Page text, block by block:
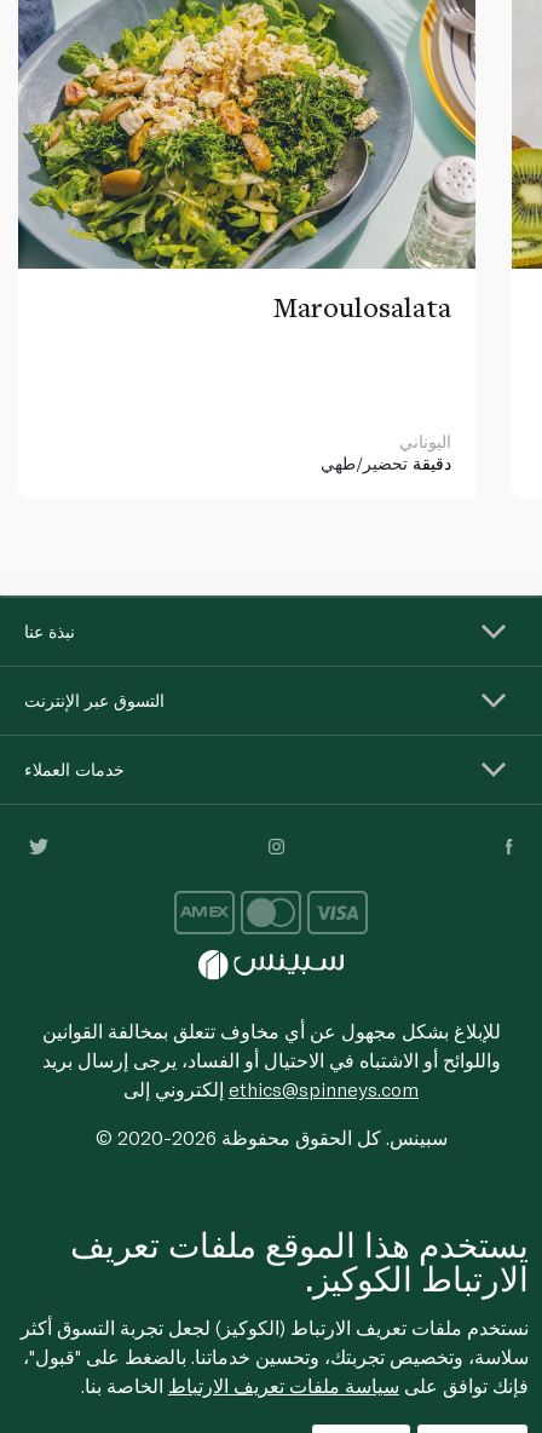
Maroulosalata
اليوناني
دقيقة تحضير/طهي
نبذة عنا
التسوق عبر الإنترنت
خدمات العملاء
للإبلاغ بشكل مجهول عن أي مخاوف تتعلق بمخالفة القوانين
واللوائح أو الاشتباه في الاحتيال أو الفساد، يرجى إرسال بريد
ethics@spinneys.com
© 2020-2026 سبينس. كل الحقوق محفوظة
يستخدم هذا الموقع ملفات تعريف
الارتباط الكوكيز.
نستخدم ملفات تعريف الارتباط (الكوكيز) لجعل تجربة التسوق أكثر
سلاسة، وتخصيص تجربتك، وتحسين خدماتنا. بالضغط على "قبول"،
فإنك توافق على سياسة ملفات تعريف الارتباط الخاصة بنا.